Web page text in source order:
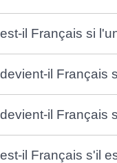
il Français si
il Français
il Français
il Français s'il